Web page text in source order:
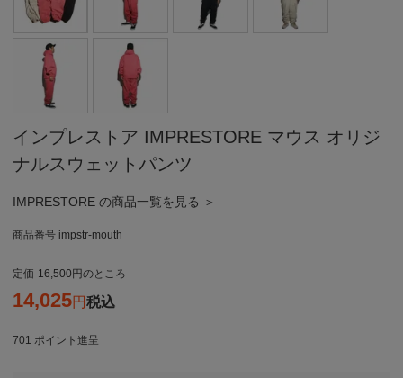
インプレストア IMPRESTORE マウス オリジ
ナルスウェットパンツ
IMPRESTORE の商品一覧を見る ＞
商品番号 impstr-mouth
定価 16,500 のところ
14,025 税込
701 ポイント進呈